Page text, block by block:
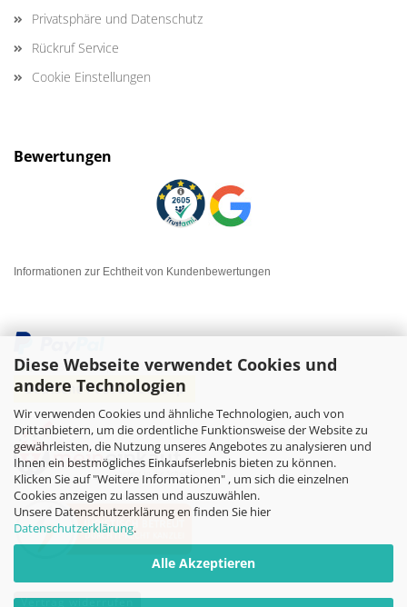
Diese Webseite verwendet Cookies und
andere Technologien
Wir verwenden Cookies und ähnliche Technologien, auch von
Drittanbietern, um die ordentliche Funktionsweise der Website zu
gewährleisten, die Nutzung unseres Angebotes zu analysieren und
Ihnen ein bestmögliches Einkaufserlebnis bieten zu können.
Klicken Sie auf "Weitere Informationen" , um sich die einzelnen
Cookies anzeigen zu lassen und auszuwählen.
Unsere Datenschutzerklärung en finden Sie hier
Datenschutzerklärung.
Alle Akzeptieren
Privatsphäre und Datenschutz
Rückruf Service
Cookie Einstellungen
Bewertungen
Informationen zur Echtheit von Kundenbewertungen
Vertrag widerrufen